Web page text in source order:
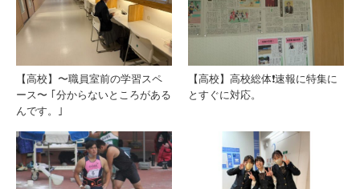
【高校】〜職員室前の学習スペ
ース〜 ｢分からないところがある
んです。｣
【高校】高校総体❗️速報に特集に
とすぐに対応。